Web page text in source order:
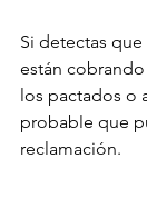
Si detectas
están
los pactados o
probable que
reclamación.